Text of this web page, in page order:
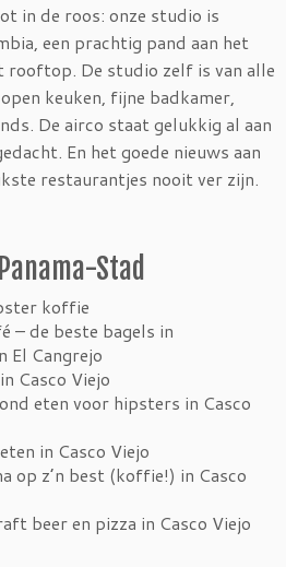
in de roos: onze studio is
een prachtig pand aan het
De studio zelf is van alle
keuken, fijne badkamer,
De airco staat gelukkig al aan
En het goede nieuws aan
restaurantjes nooit ver zijn.
Stad
koffie
– de beste bagels in
El Cangrejo
Casco Viejo
eten voor hipsters in Casco
in Casco Viejo
op z’n best (koffie!) in Casco
beer en pizza in Casco Viejo